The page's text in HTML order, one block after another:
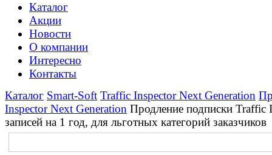
Каталог
Акции
Новости
О компании
Интересно
Контакты
Каталог Smart-Soft Traffic Inspector Next Generation
Inspector Next Generation Продление подписки Traffic
записей на 1 год, для льготных категорий заказчиков